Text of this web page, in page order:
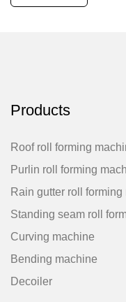
Products
Roof roll forming
Purlin roll forming
Rain gutter roll forming
Standing seam roll
Curving machine
Bending machine
Decoiler